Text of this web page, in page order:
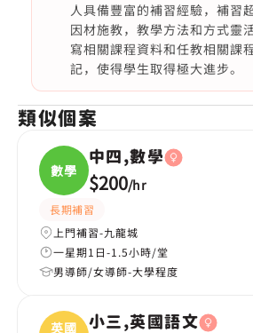
人具備豐富的補習經驗，補習
因材施教，教學方法和方式靈
寫相關課程資料和任教相關課
記，使得學生取得極大進步。
類似個案
數學
中四,數學
$200/hr
長期補習
上門補習-九龍城
一星期1日-1.5小時/堂
男導師/女導師-大學程度
英國
小三,英國語文